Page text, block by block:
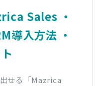
Sales ・
導入方法 ・
せる「Mazrica